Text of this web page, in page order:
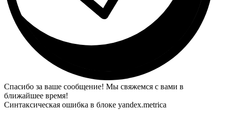
Спасибо за ваше сообщение! Мы свяжемся с вами в
ближайшее время!
Синтаксическая ошибка в блоке yandex.metrica